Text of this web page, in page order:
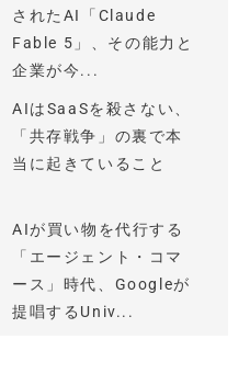
されたAI「Claude
Fable 5」、その能力と
企業が今...
AIはSaaSを殺さない、
「共存戦争」の裏で本
当に起きていること
AIが買い物を代行する
「エージェント・コマ
ース」時代、Googleが
提唱するUniv...